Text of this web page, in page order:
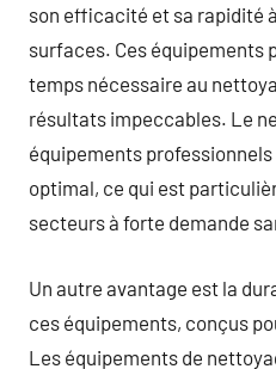
son efficacité et sa rapidité
surfaces. Ces équipements
temps nécessaire au
résultats impeccables. Le
équipements professionnels
optimal, ce qui est
secteurs à forte demande
Un autre avantage est la
ces équipements, conçus
Les équipements de